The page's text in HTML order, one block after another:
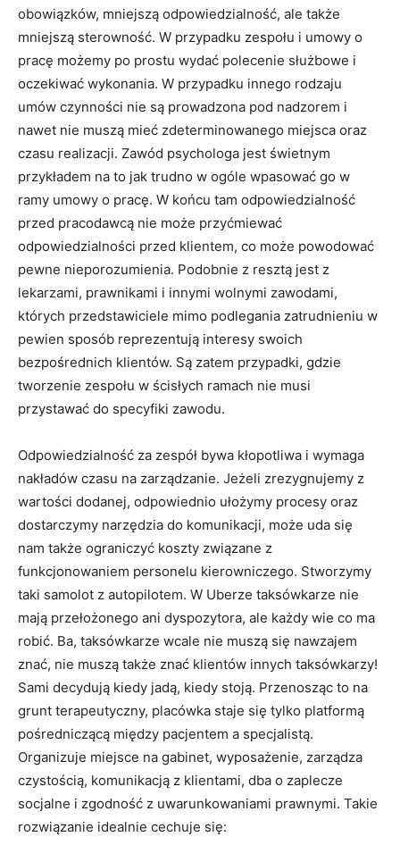
obowiązków, mniejszą odpowiedzialność, ale także
mniejszą sterowność. W przypadku zespołu i umowy o
pracę możemy po prostu wydać polecenie służbowe i
oczekiwać wykonania. W przypadku innego rodzaju
umów czynności nie są prowadzona pod nadzorem i
nawet nie muszą mieć zdeterminowanego miejsca oraz
czasu realizacji. Zawód psychologa jest świetnym
przykładem na to jak trudno w ogóle wpasować go w
ramy umowy o pracę. W końcu tam odpowiedzialność
przed pracodawcą nie może przyćmiewać
odpowiedzialności przed klientem, co może powodować
pewne nieporozumienia. Podobnie z resztą jest z
lekarzami, prawnikami i innymi wolnymi zawodami,
których przedstawiciele mimo podlegania zatrudnieniu w
pewien sposób reprezentują interesy swoich
bezpośrednich klientów. Są zatem przypadki, gdzie
tworzenie zespołu w ścisłych ramach nie musi
przystawać do specyfiki zawodu.
Odpowiedzialność za zespół bywa kłopotliwa i wymaga
nakładów czasu na zarządzanie. Jeżeli zrezygnujemy z
wartości dodanej, odpowiednio ułożymy procesy oraz
dostarczymy narzędzia do komunikacji, może uda się
nam także ograniczyć koszty związane z
funkcjonowaniem personelu kierowniczego. Stworzymy
taki samolot z autopilotem. W Uberze taksówkarze nie
mają przełożonego ani dyspozytora, ale każdy wie co ma
robić. Ba, taksówkarze wcale nie muszą się nawzajem
znać, nie muszą także znać klientów innych taksówkarzy!
Sami decydują kiedy jadą, kiedy stoją. Przenosząc to na
grunt terapeutyczny, placówka staje się tylko platformą
pośredniczącą między pacjentem a specjalistą.
Organizuje miejsce na gabinet, wyposażenie, zarządza
czystością, komunikacją z klientami, dba o zaplecze
socjalne i zgodność z uwarunkowaniami prawnymi. Takie
rozwiązanie idealnie cechuje się: